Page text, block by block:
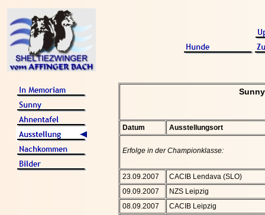
Datum Ausstellungsort
Erfolge in der Championklasse:
23.09.2007
CACIB Lendava (SLO)
09.09.2007
NZS Leipzig
08.09.2007
CACIB Leipzig